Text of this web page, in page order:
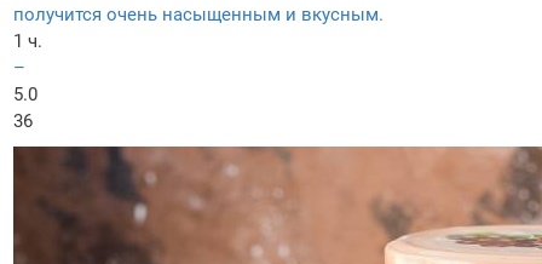
получится очень насыщенным и вкусным.
1 ч.
–
5.0
36